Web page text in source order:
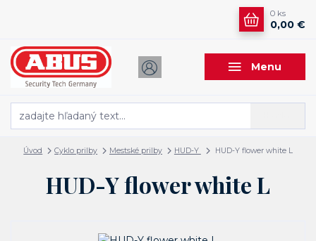
Menu
0 ks
0,00 €
Úvod Cyklo prilby Mestské prilby HUD-Y HUD-Y flower white L
HUD-Y flower white L